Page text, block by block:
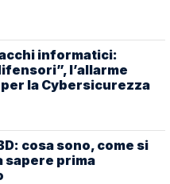
informatici:
l’allarme
per la Cybersicurezza
cosa sono, come si
sapere prima